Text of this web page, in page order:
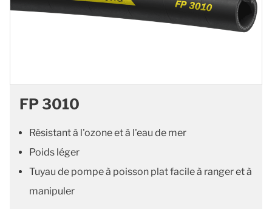
FP 3010
Résistant à l'ozone et à l'eau de mer
Poids léger
Tuyau de pompe à poisson plat facile à ranger et à
manipuler